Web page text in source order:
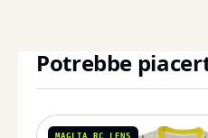
Potrebbe
MAGLIA RC LENS